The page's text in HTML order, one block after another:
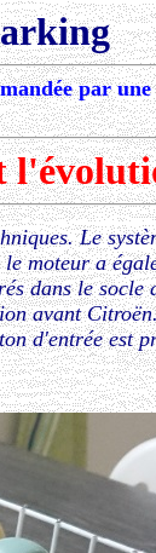
par
Le
moteur a
dans le
avant
d'entrée est